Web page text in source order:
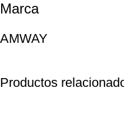
Marca
AMWAY
Productos